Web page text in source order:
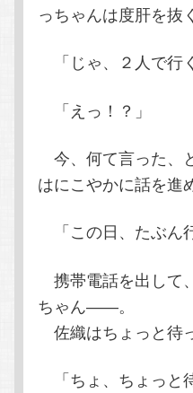
っちゃんは度肝を抜
「じゃ、２人で行
「えっ！？」
今、何て言った、
はにこやかに話を進
「この日、たぶん
携帯電話を出して
ちゃん――。
佐織はちょっと待
「ちょ、ちょっと